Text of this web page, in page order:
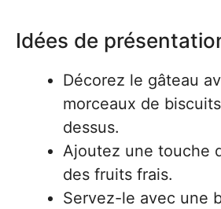
Idées de
Décorez le gâteau
morceaux de
dessus.
Ajoutez une touche
des fruits frais.
Servez-le avec une